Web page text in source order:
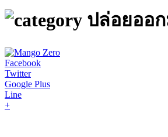
ปล่อยออก
Facebook
Twitter
Google Plus
Line
+